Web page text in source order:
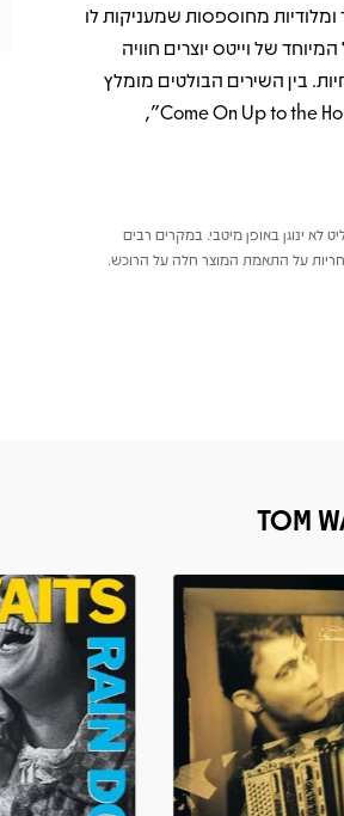
מחוספסות שמעניקות לו
של וייטס יוצרים חוויה
בין השירים הבולטים מומלץ
לשים לב ל־“Hold On”, העומק המלודי של “Come On Up to the House”,
ינוגן באופן מיטבי. במקרים רבים
על התאמת המוצר חלה על הרוכש.